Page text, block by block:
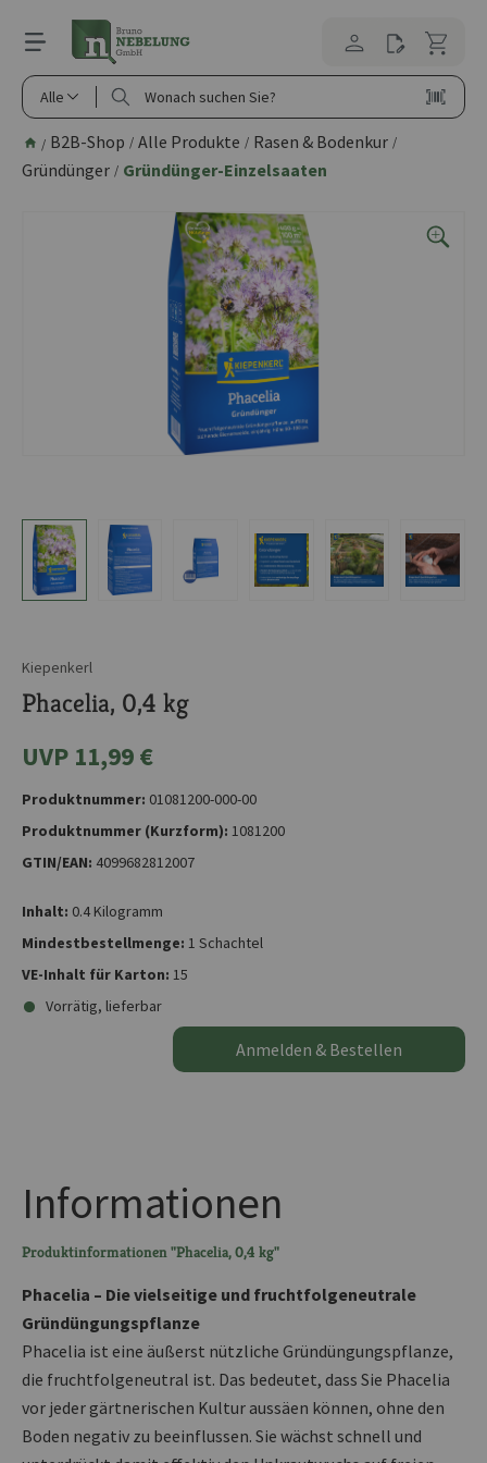
springen
Alle
/ B2B-Shop / Alle Produkte / Rasen & Bodenkur /
Gründünger / Gründünger-Einzelsaaten
Kiepenkerl
Phacelia, 0,4 kg
UVP 11,99 €
Produktnummer: 01081200-000-00
Produktnummer (Kurzform): 1081200
GTIN/EAN: 4099682812007
Inhalt: 0.4 Kilogramm
Mindestbestellmenge: 1 Schachtel
VE-Inhalt für Karton: 15
Vorrätig, lieferbar
Anmelden & Bestellen
Informationen
Produktinformationen "Phacelia, 0,4 kg"
Phacelia – Die vielseitige und fruchtfolgeneutrale
Gründüngungspflanze
Phacelia ist eine äußerst nützliche Gründüngungspflanze,
die fruchtfolgeneutral ist. Das bedeutet, dass Sie Phacelia
vor jeder gärtnerischen Kultur aussäen können, ohne den
Boden negativ zu beeinflussen. Sie wächst schnell und